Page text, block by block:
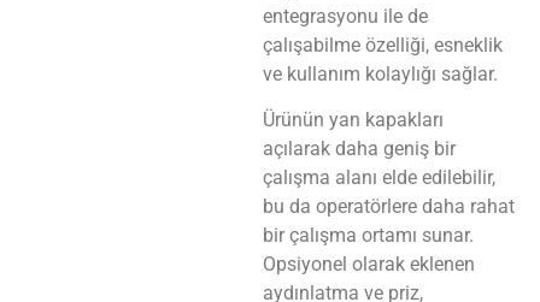
entegrasyonu ile de
çalışabilme özelliği, esneklik
ve kullanım kolaylığı sağlar.
Ürünün yan kapakları
açılarak daha geniş bir
çalışma alanı elde edilebilir,
bu da operatörlere daha rahat
bir çalışma ortamı sunar.
Opsiyonel olarak eklenen
aydınlatma ve priz,